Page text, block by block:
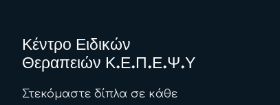
Κέντρο Ειδικών
Θεραπειών Κ.Ε.Π.Ε.Ψ.Υ
Στεκόμαστε δίπλα σε κάθε